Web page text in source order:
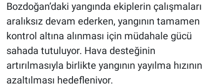
Bozdoğan’daki yangında ekiplerin çalışmaları
aralıksız devam ederken, yangının tamamen
kontrol altına alınması için müdahale gücü
sahada tutuluyor. Hava desteğinin
artırılmasıyla birlikte yangının yayılma hızının
azaltılması hedefleniyor.